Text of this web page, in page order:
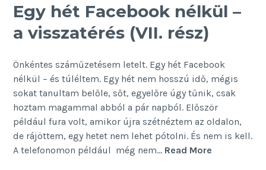
Egy hét Facebook nélkül –
a visszatérés (VII. rész)
Önkéntes száműzetésem letelt. Egy hét Facebook
nélkül – és túléltem. Egy hét nem hosszú idő, mégis
sokat tanultam belőle, sőt, egyelőre úgy tűnik, csak
hoztam magammal abból a pár napból. Először
például fura volt, amikor újra szétnéztem az oldalon,
de rájöttem, egy hetet nem lehet pótolni. És nem is kell.
A telefonomon például még nem… Read More